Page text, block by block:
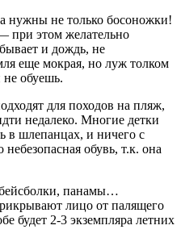
нужны не только босоножки!
при этом желательно
и дождь, не
еще мокрая, но луж толком
не обуешь.
для походов на пляж,
недалеко. Многие детки
в шлепанцах, и ничего с
обувь, т.к. она
панамы…
лицо от палящего
будет 2-3 экземпляра летних